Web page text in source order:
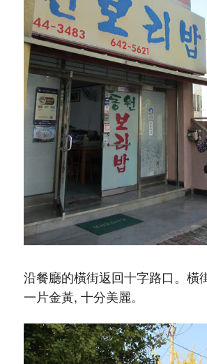
沿餐廳的橫街返回十字路口。橫
一片金黃, 十分美麗。